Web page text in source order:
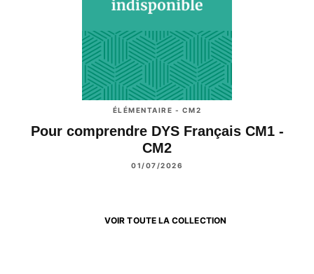
ÉLÉMENTAIRE - CM2
Pour comprendre DYS Français CM1 -
CM2
01/07/2026
VOIR TOUTE LA COLLECTION